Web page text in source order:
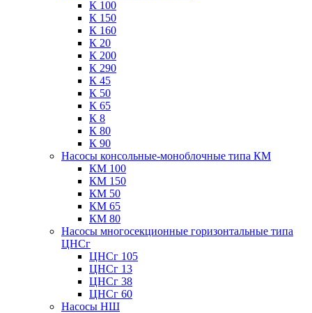
К 100
К 150
К 160
К 20
К 200
К 290
К 45
К 50
К 65
К 8
К 80
К 90
Насосы консольные-моноблочные типа КМ
КМ 100
КМ 150
КМ 50
КМ 65
КМ 80
Насосы многосекционные горизонтальные типа
ЦНСг
ЦНСг 105
ЦНСг 13
ЦНСг 38
ЦНСг 60
Насосы НШ